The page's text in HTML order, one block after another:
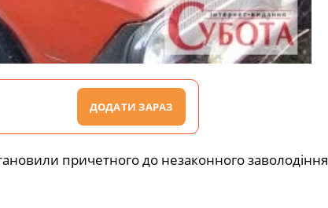
ДОДАТИ ЗАРАЗ
причетного до незаконного заволодіння